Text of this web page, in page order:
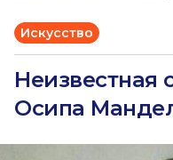
Искусство
Неизвестная
Осипа